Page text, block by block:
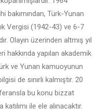
bakımından, Türk-Yunan
Vergisi (1942-43) ve 6-7
Olayın üzerinden altmış yıl
hakkında yapılan akademik
ve Yunan kamuoyunun
de sınırlı kalmıştır. 20
bu konu bizzat
ile ele alınacaktır.